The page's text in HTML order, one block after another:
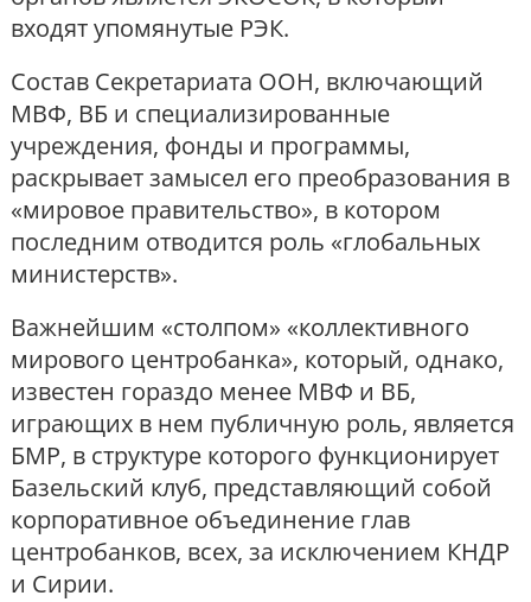
входят упомянутые РЭК.
Состав Секретариата ООН, включающий
МВФ, ВБ и специализированные
учреждения, фонды и программы,
раскрывает замысел его преобразования в
«мировое правительство», в котором
последним отводится роль «глобальных
министерств».
Важнейшим «столпом» «коллективного
мирового центробанка», который, однако,
известен гораздо менее МВФ и ВБ,
играющих в нем публичную роль, является
БМР, в структуре которого функционирует
Базельский клуб, представляющий собой
корпоративное объединение глав
центробанков, всех, за исключением КНДР
и Сирии.